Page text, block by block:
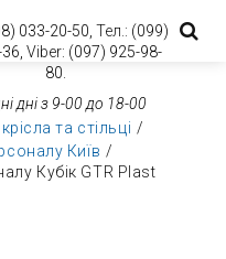
033-20-50, Тел.: (099)
Viber: (097) 925-98-
80.
дні з 9-00 до 18-00
та стільці
Київ
Кубік GTR Plast